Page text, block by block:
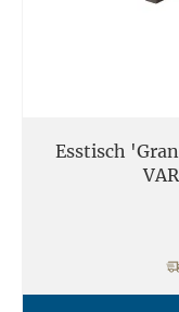
Esstisch